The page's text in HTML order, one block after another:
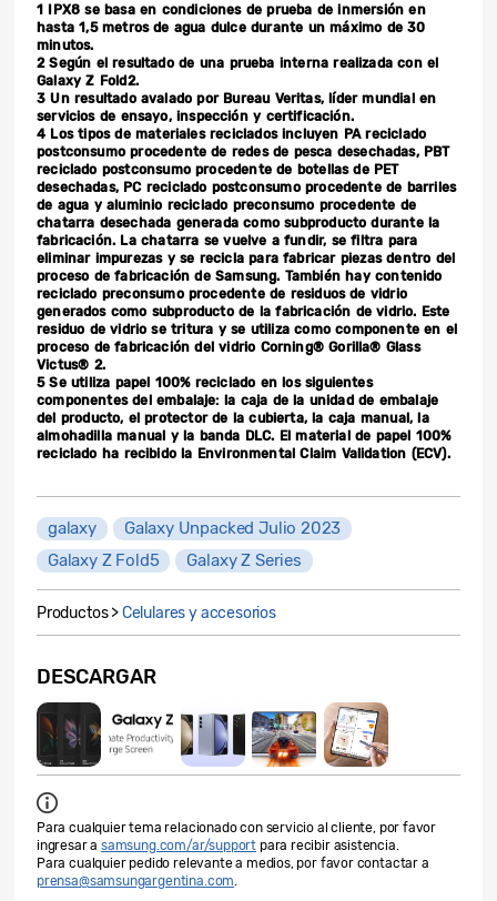
1 IPX8 se basa en condiciones de prueba de inmersión en
hasta 1,5 metros de agua dulce durante un máximo de 30
minutos.
2 Según el resultado de una prueba interna realizada con el
Galaxy Z Fold2.
3 Un resultado avalado por Bureau Veritas, líder mundial en
servicios de ensayo, inspección y certificación.
4 Los tipos de materiales reciclados incluyen PA reciclado
postconsumo procedente de redes de pesca desechadas, PBT
reciclado postconsumo procedente de botellas de PET
desechadas, PC reciclado postconsumo procedente de barriles
de agua y aluminio reciclado preconsumo procedente de
chatarra desechada generada como subproducto durante la
fabricación. La chatarra se vuelve a fundir, se filtra para
eliminar impurezas y se recicla para fabricar piezas dentro del
proceso de fabricación de Samsung. También hay contenido
reciclado preconsumo procedente de residuos de vidrio
generados como subproducto de la fabricación de vidrio. Este
residuo de vidrio se tritura y se utiliza como componente en el
proceso de fabricación del vidrio Corning® Gorilla® Glass
Victus® 2.
5 Se utiliza papel 100% reciclado en los siguientes
componentes del embalaje: la caja de la unidad de embalaje
del producto, el protector de la cubierta, la caja manual, la
almohadilla manual y la banda DLC. El material de papel 100%
reciclado ha recibido la Environmental Claim Validation (ECV).
galaxy
Galaxy Unpacked Julio 2023
Galaxy Z Fold5
Galaxy Z Series
Productos >Celulares y accesorios
DESCARGAR
Para cualquier tema relacionado con servicio al cliente, por favor
ingresar asamsung.com/ar/support para recibir asistencia.
Para cualquier pedido relevante a medios, por favor contactar a
prensa@samsungargentina.com.